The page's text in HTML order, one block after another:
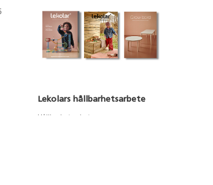
Lekolars hållbarhetsarbete